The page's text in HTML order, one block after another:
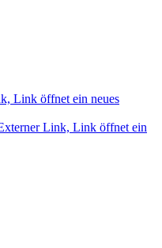
Link öffnet ein neues
Link, Link öffnet ein